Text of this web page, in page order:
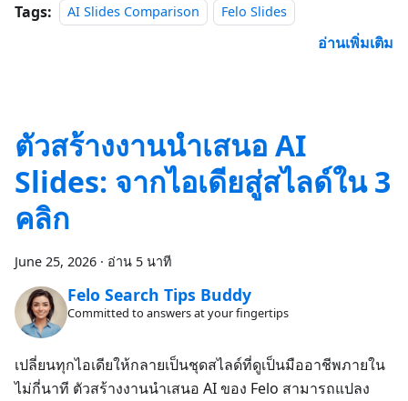
Tags: AI Slides Comparison Felo Slides
อ่านเพิ่มเติม
ตัวสร้างงานนำเสนอ AI
Slides: จากไอเดียสู่สไลด์ใน 3
คลิก
June 25, 2026 · อ่าน 5 นาที
Felo Search Tips Buddy
Committed to answers at your fingertips
เปลี่ยนทุกไอเดียให้กลายเป็นชุดสไลด์ที่ดูเป็นมืออาชีพภายใน
ไม่กี่นาที ตัวสร้างงานนำเสนอ AI ของ Felo สามารถแปลง